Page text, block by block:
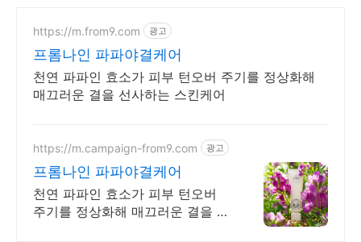
https://m.from9.com 광고
프롬나인 파파야결케어
천연 파파인 효소가 피부 턴오버 주기를 정상화해
매끄러운 결을 선사하는 스킨케어
https://m.campaign-from9.com 광고
프롬나인 파파야결케어
천연 파파인 효소가 피부 턴오버
주기를 정상화해 매끄러운 결을 선